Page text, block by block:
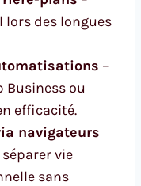
lors des longues
–
Business ou
efficacité.
navigateurs
vie
sans